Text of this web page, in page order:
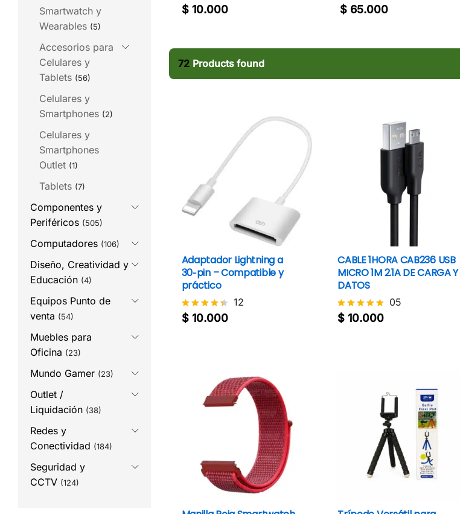
Valorado
75.000
75.000
Valorado
con
$10.000
$
Valorado
con
$65.000
$
72 Products found
Adaptador Lightning a
30‑pin – Compatible y
práctico
Valorado
12
$10.000
CABLE 1HORA CAB236 USB
MICRO 1M 2.1A DE CARGA Y
DATOS
Valorado
05
$ 10.000
$ 10.000
Smartwatch y
Wearables (5)
Accesorios para
Celulares y
Tablets (56)
Celulares y
Smartphones (2)
Celulares y
Smartphones
Outlet (1)
Tablets (7)
Componentes y
Periféricos (505)
Computadores (106)
Diseño, Creatividad y
Educación (4)
Equipos Punto de
venta (54)
Muebles para
Oficina (23)
Mundo Gamer (23)
Outlet /
Liquidación (38)
Redes y
Conectividad (184)
Seguridad y
CCTV (124)